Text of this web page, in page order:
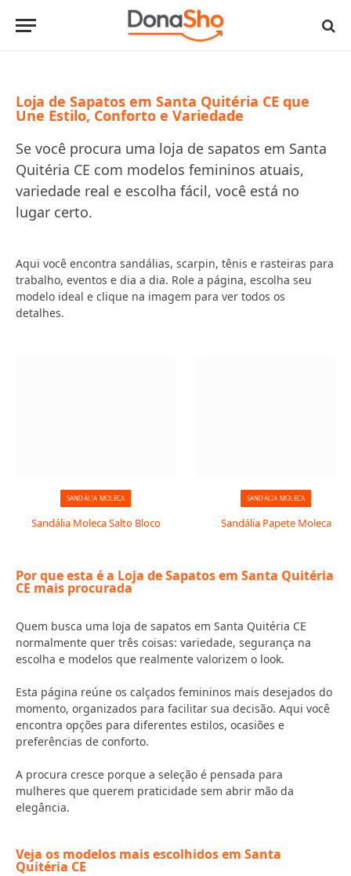
Loja de Sapatos em Santa Quitéria CE que
Une Estilo, Conforto e Variedade
Se você procura uma loja de sapatos em Santa
Quitéria CE com modelos femininos atuais,
variedade real e escolha fácil, você está no
lugar certo.
Aqui você encontra sandálias, scarpin, tênis e rasteiras para
trabalho, eventos e dia a dia. Role a página, escolha seu
modelo ideal e clique na imagem para ver todos os
detalhes.
SANDÁLIA MOLECA
Sandália Moleca Salto Bloco
SANDÁLIA MOLECA
Sandália Papete Moleca
Por que esta é a Loja de Sapatos em Santa Quitéria
CE mais procurada
Quem busca uma loja de sapatos em Santa Quitéria CE
normalmente quer três coisas: variedade, segurança na
escolha e modelos que realmente valorizem o look.
Esta página reúne os calçados femininos mais desejados do
momento, organizados para facilitar sua decisão. Aqui você
encontra opções para diferentes estilos, ocasiões e
preferências de conforto.
A procura cresce porque a seleção é pensada para
mulheres que querem praticidade sem abrir mão da
elegância.
Veja os modelos mais escolhidos em Santa
Quitéria CE